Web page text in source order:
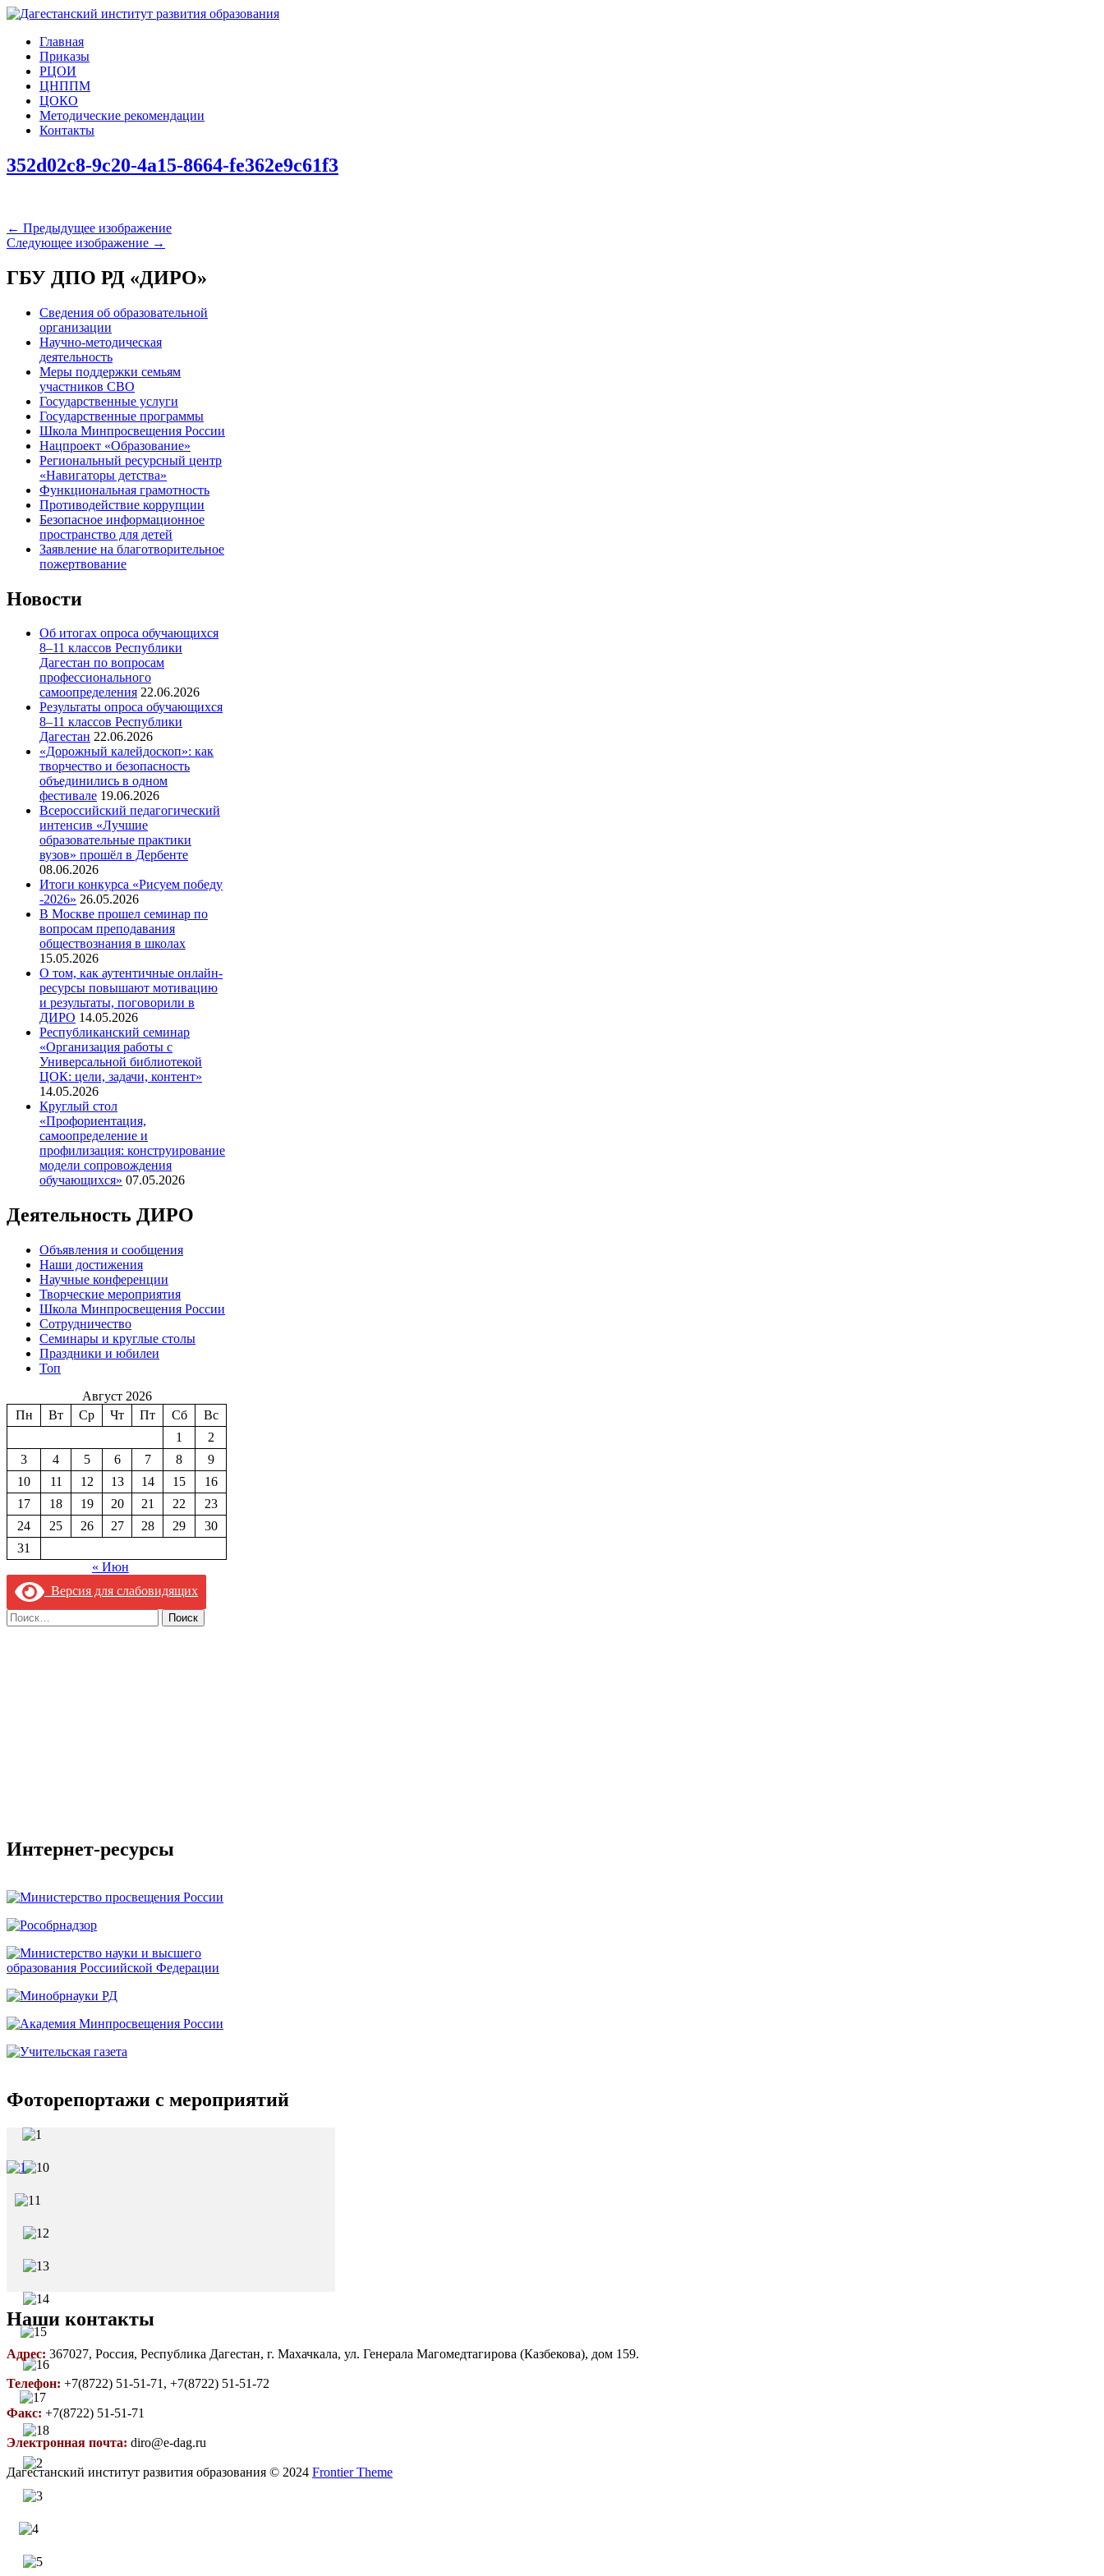
Главная
Приказы
РЦОИ
ЦНППМ
ЦОКО
Методические рекомендации
Контакты
352d02c8-9c20-4a15-8664-fe362e9c61f3
← Предыдущее изображение
Следующее изображение →
ГБУ ДПО РД «ДИРО»
Сведения об образовательной
организации
Научно-методическая
деятельность
Меры поддержки семьям
участников СВО
Государственные услуги
Государственные программы
Школа Минпросвещения России
Нацпроект «Образование»
Региональный ресурсный центр
«Навигаторы детства»
Функциональная грамотность
Противодействие коррупции
Безопасное информационное
пространство для детей
Заявление на благотворительное
пожертвование
Новости
Об итогах опроса обучающихся
8–11 классов Республики
Дагестан по вопросам
профессионального
самоопределения 22.06.2026
Результаты опроса обучающихся
8–11 классов Республики
Дагестан 22.06.2026
«Дорожный калейдоскоп»: как
творчество и безопасность
объединились в одном
фестивале 19.06.2026
Всероссийский педагогический
интенсив «Лучшие
образовательные практики
вузов» прошёл в Дербенте
08.06.2026
Итоги конкурса «Рисуем победу
-2026» 26.05.2026
В Москве прошел семинар по
вопросам преподавания
обществознания в школах
15.05.2026
О том, как аутентичные онлайн-
ресурсы повышают мотивацию
и результаты, поговорили в
ДИРО 14.05.2026
Республиканский семинар
«Организация работы с
Универсальной библиотекой
ЦОК: цели, задачи, контент»
14.05.2026
Круглый стол
«Профориентация,
самоопределение и
профилизация: конструирование
модели сопровождения
обучающихся» 07.05.2026
Деятельность ДИРО
Объявления и сообщения
Наши достижения
Научные конференции
Творческие мероприятия
Школа Минпросвещения России
Сотрудничество
Семинары и круглые столы
Праздники и юбилеи
Топ
Август 2026
Пн
Вт Ср Чт Пт Сб
Вс
1
2
3
4 5 6 7 8
9
10
11 12 13 14 15
16
17
18 19 20 21 22
23
24
25 26 27 28 29
30
31
« Июн
Версия для слабовидящих
Найти:
Интернет-ресурсы
Фоторепортажи с мероприятий
Наши контакты
Адрес: 367027, Россия, Республика Дагестан, г. Махачкала, ул. Генерала Магомедтагирова (Казбекова), дом 159.
Телефон: +7(8722) 51-51-71, +7(8722) 51-51-72
Факс: +7(8722) 51-51-71
Электронная почта: diro@e-dag.ru
Дагестанский институт развития образования © 2024 Frontier Theme